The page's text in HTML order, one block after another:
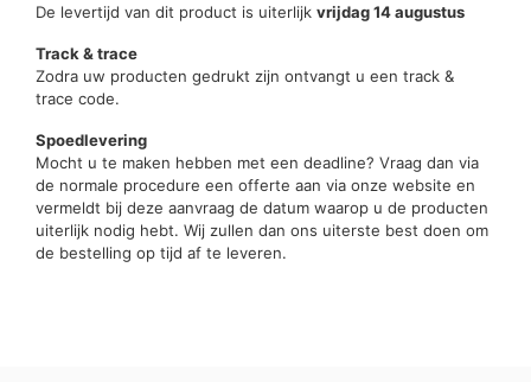
De levertijd van dit product is uiterlijk vrijdag 14 augustus
Track & trace
Zodra uw producten gedrukt zijn ontvangt u een track &
trace code.
Spoedlevering
Mocht u te maken hebben met een deadline? Vraag dan via
de normale procedure een offerte aan via onze website en
vermeldt bij deze aanvraag de datum waarop u de producten
uiterlijk nodig hebt. Wij zullen dan ons uiterste best doen om
de bestelling op tijd af te leveren.